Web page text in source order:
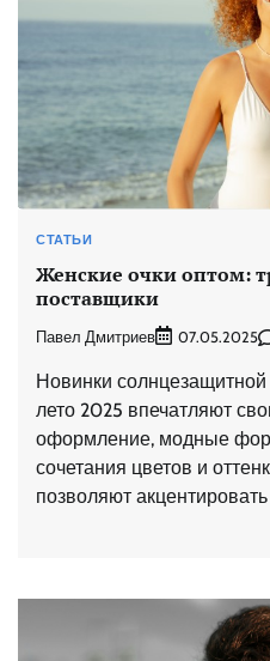
СТАТЬИ
Женские очки оптом:
поставщики
Павел Дмитриев 07.05.2025
Новинки солнцезащитной
лето 2025 впечатляют
оформление, модные
сочетания цветов и
позволяют